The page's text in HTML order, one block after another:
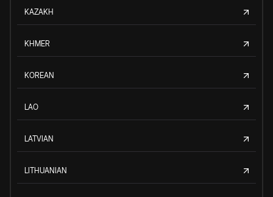
KAZAKH
KHMER
KOREAN
LAO
LATVIAN
LITHUANIAN